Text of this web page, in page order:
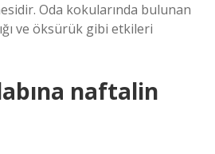
Oda kokularında bulunan
ve öksürük gibi etkileri
naftalin